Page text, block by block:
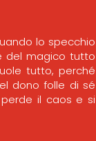
lo specchio
del magico tutto
tutto, perché
dono folle di sé
il caos e si